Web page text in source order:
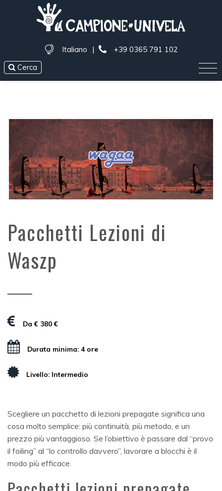
Italiano |
+39 0365 791 102
Cerca
Pacchetti Lezioni di
Waszp
Da € 380 €
Durata minima: 4 ore
Livello: Intermedio
Scegliere un pacchetto di lezioni prepagate significa una
cosa molto semplice: più continuità, più metodo, e un
prezzo più vantaggioso. Se l’obiettivo è passare dal “provo
il foiling” al “lo controllo davvero”, lavorare a blocchi è il
modo più efficace.